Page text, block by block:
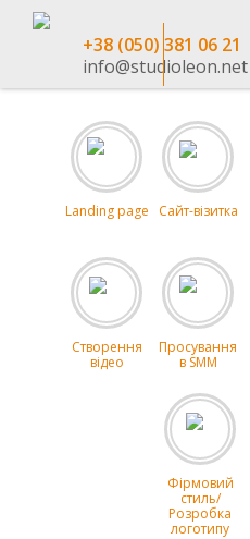
+38 (050) 381 06 21
info@studioleon.net
Landing page Сайт-візитка
Створення
відео
Просування
в SMM
Фірмовий
стиль/
Розробка
логотипу